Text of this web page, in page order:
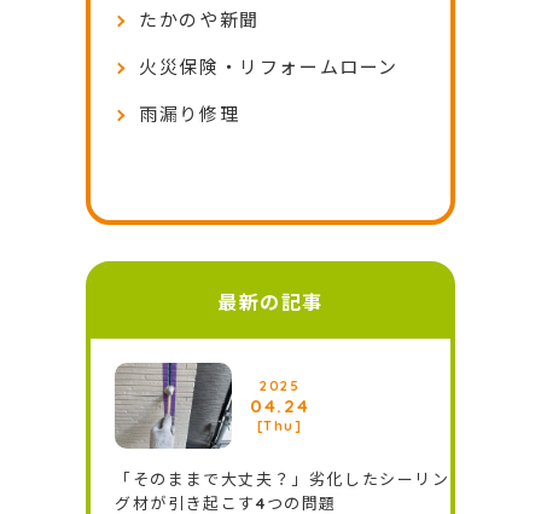
たかのや新聞
火災保険・リフォームローン
雨漏り修理
最新の記事
2025
04.24
[Thu]
「そのままで大丈夫？」劣化したシーリン
グ材が引き起こす4つの問題